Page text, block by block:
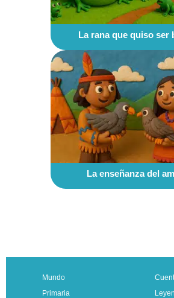
La rana que quiso ser
La enseñanza del
Mundo
Primaria